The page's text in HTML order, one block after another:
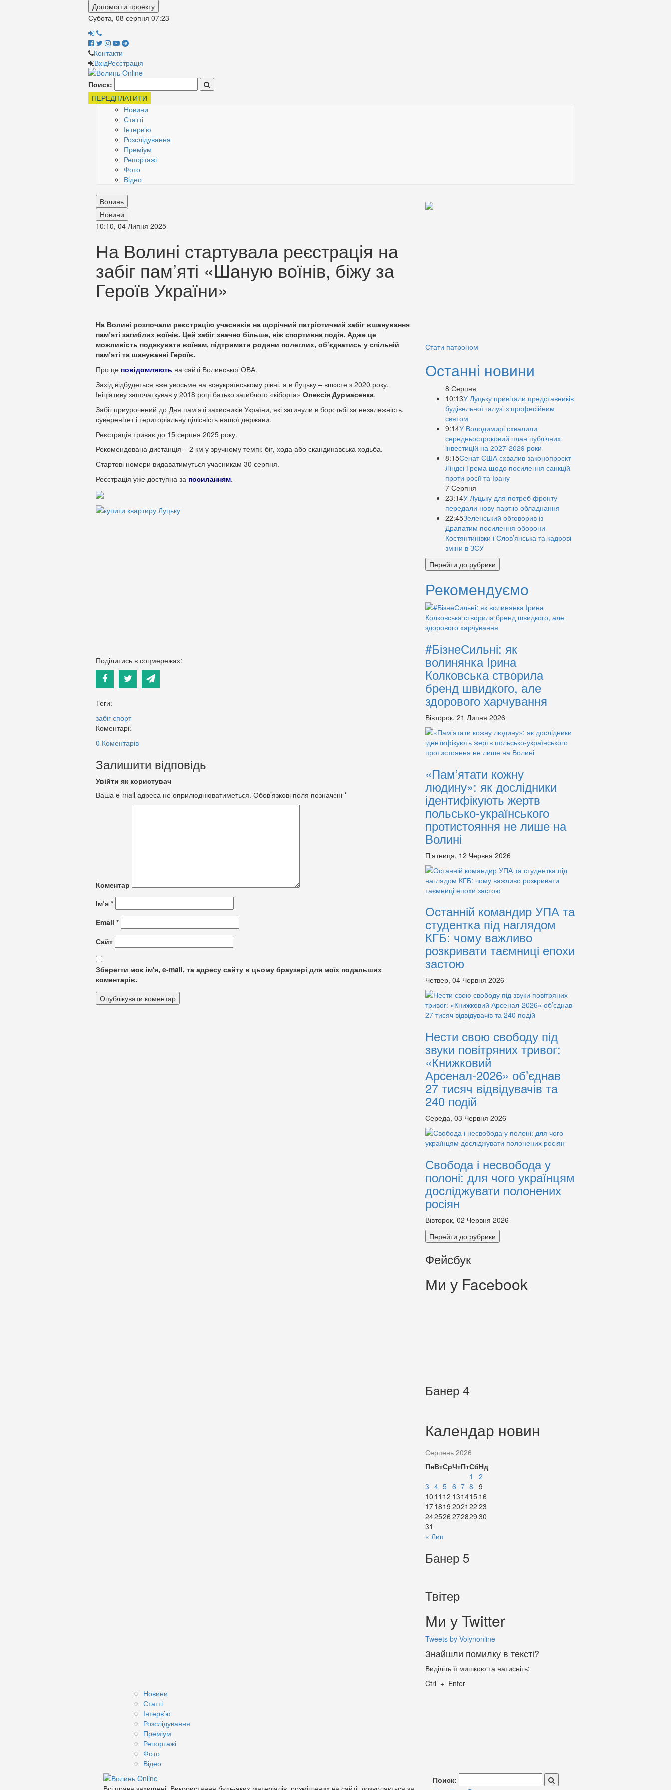
Допомогти проекту
Субота, 08 серпня 07:23
Контакти
ВхідРеєстрація
Поиск:
ПЕРЕДПЛАТИТИ
Новини
Статті
Інтерв’ю
Розслідування
Преміум
Репортажі
Фото
Відео
Волинь
Новини
10:10, 04 Липня 2025
На Волині стартувала реєстрація на
забіг пам’яті «Шаную воїнів, біжу за
Героїв України»
На Волині розпочали реєстрацію учасників на щорічний патріотичний забіг вшанування
пам’яті загиблих воїнів. Цей забіг значно більше, ніж спортивна подія. Адже це
можливість подякувати воїнам, підтримати родини полеглих, об’єднатись у спільній
пам’яті та шануванні Героїв.
Про це повідомляють на сайті Волинської ОВА.
Захід відбудеться вже увосьме на всеукраїнському рівні, а в Луцьку – вшосте з 2020 року.
Ініціативу започаткував у 2018 році батько загиблого «кіборга» Олексія Дурмасенка.
Забіг приурочений до Дня пам’яті захисників України, які загинули в боротьбі за незалежність,
суверенітет і територіальну цілісність нашої держави.
Реєстрація триває до 15 серпня 2025 року.
Рекомендована дистанція – 2 км у зручному темпі: біг, хода або скандинавська ходьба.
Стартові номери видаватимуться учасникам 30 серпня.
Реєстрація уже доступна за посиланням.
Поділитись в соцмережах:
Теги:
забіг спорт
Коментарі:
0 Коментарів
Залишити відповідь
Увійти як користувач
Ваша e-mail адреса не оприлюднюватиметься. Обов’язкові поля позначені *
Коментар
Ім’я *
Email *
Сайт
Зберегти моє ім'я, e-mail, та адресу сайту в цьому браузері для моїх подальших
коментарів.
Стати патроном
Останні новини
8 Серпня
10:13У Луцьку привітали представників
будівельної галузі з професійним
святом
9:14У Володимирі схвалили
середньостроковий план публічних
інвестицій на 2027-2029 роки
8:15Сенат США схвалив законопроєкт
Ліндсі Грема щодо посилення санкцій
проти росії та Ірану
7 Серпня
23:14У Луцьку для потреб фронту
передали нову партію обладнання
22:45Зеленський обговорив із
Драпатим посилення оборони
Костянтинівки і Слов’янська та кадрові
зміни в ЗСУ
Перейти до рубрики
Рекомендуємо
#БізнеСильні: як
волинянка Ірина
Колковська створила
бренд швидкого, але
здорового харчування
Вівторок, 21 Липня 2026
«Пам’ятати кожну
людину»: як дослідники
ідентифікують жертв
польсько-українського
протистояння не лише на
Волині
П’ятниця, 12 Червня 2026
Останній командир УПА та
студентка під наглядом
КГБ: чому важливо
розкривати таємниці епохи
застою
Четвер, 04 Червня 2026
Нести свою свободу під
звуки повітряних тривог:
«Книжковий
Арсенал-2026» об’єднав
27 тисяч відвідувачів та
240 подій
Середа, 03 Червня 2026
Свобода і несвобода у
полоні: для чого українцям
досліджувати полонених
росіян
Вівторок, 02 Червня 2026
Перейти до рубрики
Фейсбук
Ми у Facebook
Банер 4
Календар новин
Серпень 2026
ПнВтСрЧтПтСбНд
1
2
3 4 5 6 7 8 9
10 11 12 131415 16
171819 2021 22 23
242526 272829 30
31
« Лип
Банер 5
Твітер
Ми у Twitter
Tweets by Volynonline
Знайшли помилку в тексті?
Виділіть її мишкою та натисніть:
Ctrl + Enter
Новини
Статті
Інтерв’ю
Розслідування
Преміум
Репортажі
Фото
Відео
Поиск: